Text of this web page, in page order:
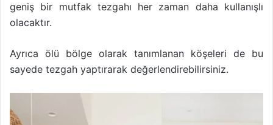
geniş bir mutfak tezgahı her zaman daha kullanışlı
olacaktır.
Ayrıca ölü bölge olarak tanımlanan köşeleri de bu
sayede tezgah yaptırarak değerlendirebilirsiniz.